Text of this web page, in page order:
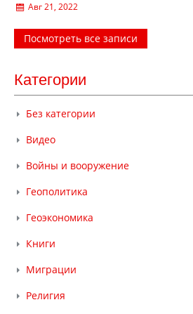
Авг 21, 2022
Посмотреть все записи
Категории
Без категории
Видео
Войны и вооружение
Геополитика
Геоэкономика
Книги
Миграции
Религия